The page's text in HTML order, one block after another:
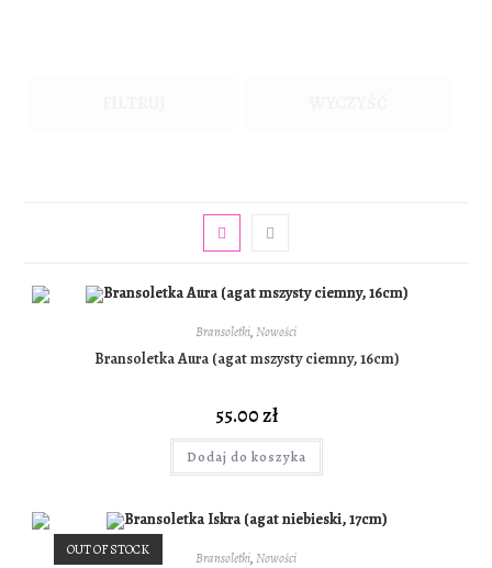
Bransoletki,Nowości
Bransoletka Aura (agat mszysty ciemny, 16cm)
55.00zł
Dodaj do koszyka
OUT OF STOCK Bransoletki,Nowości